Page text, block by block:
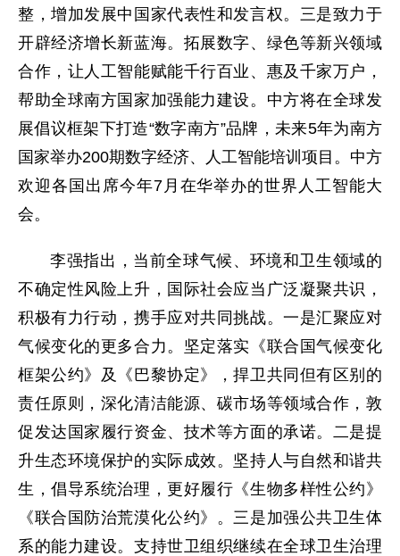
整，增加发展中国家代表性和发言权。三是致力于
开辟经济增长新蓝海。拓展数字、绿色等新兴领域
合作，让人工智能赋能千行百业、惠及千家万户，
帮助全球南方国家加强能力建设。中方将在全球发
展倡议框架下打造“数字南方”品牌，未来5年为南方
国家举办200期数字经济、人工智能培训项目。中方
欢迎各国出席今年7月在华举办的世界人工智能大
会。
李强指出，当前全球气候、环境和卫生领域的
不确定性风险上升，国际社会应当广泛凝聚共识，
积极有力行动，携手应对共同挑战。一是汇聚应对
气候变化的更多合力。坚定落实《联合国气候变化
框架公约》及《巴黎协定》，捍卫共同但有区别的
责任原则，深化清洁能源、碳市场等领域合作，敦
促发达国家履行资金、技术等方面的承诺。二是提
升生态环境保护的实际成效。坚持人与自然和谐共
生，倡导系统治理，更好履行《生物多样性公约》
《联合国防治荒漠化公约》。三是加强公共卫生体
系的能力建设。支持世卫组织继续在全球卫生治理